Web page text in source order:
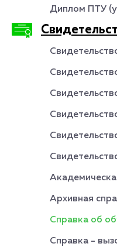
Диплом ПТУ
Архивная
Справка об
Справка -